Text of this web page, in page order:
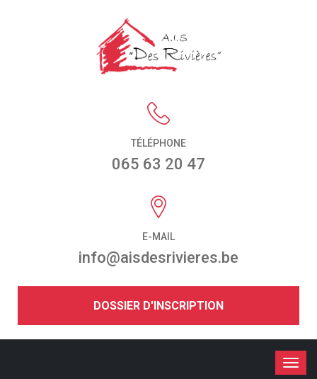
TÉLÉPHONE
065 63 20 47
E-MAIL
info@aisdesrivieres.be
DOSSIER D'INSCRIPTION